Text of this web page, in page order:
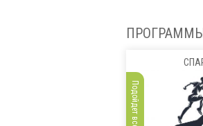
Подойдет всем